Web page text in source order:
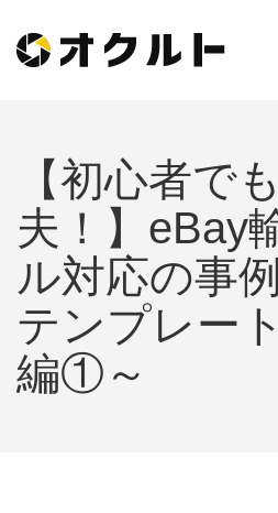
【初心者で
夫！】eBay
ル対応の事
テンプレー
編①～